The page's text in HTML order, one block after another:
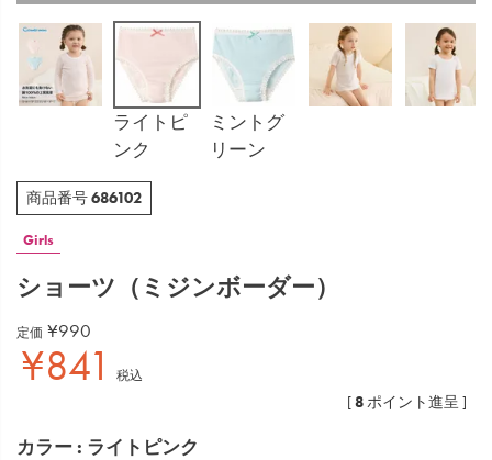
ライトピ
ンク
ミントグ
リーン
商品番号686102
Girls
ショーツ（ミジンボーダー）
定価 ¥990
¥841 税込
[8ポイント進呈 ]
カラー ライトピンク